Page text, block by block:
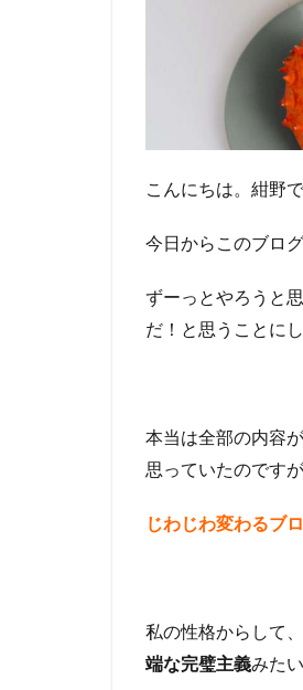
こんにちは。紺野で
今日からこのブロ
ずーっとやろうと
だ！と思うことにし
本当は全部の内容
思っていたのです
じわじわ変わるブ
私の性格からして
端な完璧主義みた